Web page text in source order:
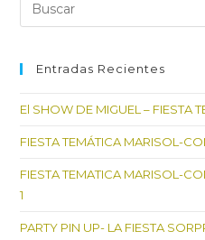
Entradas Recientes
El SHOW DE MIGUEL – FIESTA
FIESTA TEMÁTICA MARISOL-
FIESTA TEMATICA MARISOL-
1
PARTY PIN UP- LA FIESTA